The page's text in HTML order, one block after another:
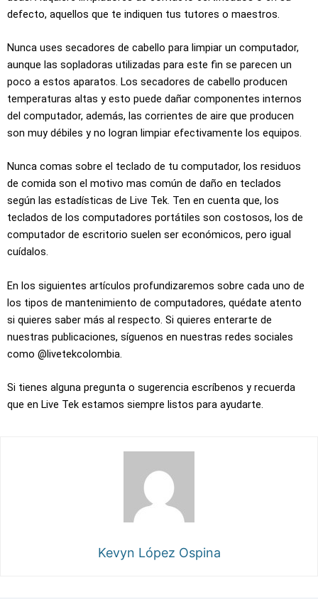
defecto, aquellos que te indiquen tus tutores o maestros.
Nunca uses secadores de cabello para limpiar un computador,
aunque las sopladoras utilizadas para este fin se parecen un
poco a estos aparatos. Los secadores de cabello producen
temperaturas altas y esto puede dañar componentes internos
del computador, además, las corrientes de aire que producen
son muy débiles y no logran limpiar efectivamente los equipos.
Nunca comas sobre el teclado de tu computador, los residuos
de comida son el motivo mas común de daño en teclados
según las estadísticas de Live Tek. Ten en cuenta que, los
teclados de los computadores portátiles son costosos, los de
computador de escritorio suelen ser económicos, pero igual
cuídalos.
En los siguientes artículos profundizaremos sobre cada uno de
los tipos de mantenimiento de computadores, quédate atento
si quieres saber más al respecto. Si quieres enterarte de
nuestras publicaciones, síguenos en nuestras redes sociales
como @livetekcolombia.
Si tienes alguna pregunta o sugerencia escríbenos y recuerda
que en Live Tek estamos siempre listos para ayudarte.
Kevyn López Ospina